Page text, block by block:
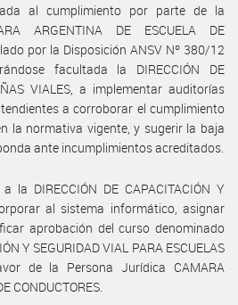
al cumplimiento por parte de la
ARGENTINA DE ESCUELA DE
por la Disposición ANSV Nº 380/12
facultada la DIRECCIÓN DE
VIALES, a implementar auditorías
a corroborar el cumplimiento
la normativa vigente, y sugerir la baja
ante incumplimientos acreditados.
la DIRECCIÓN DE CAPACITACIÓN Y
al sistema informático, asignar
aprobación del curso denominado
Y SEGURIDAD VIAL PARA ESCUELAS
de la Persona Jurídica CAMARA
CONDUCTORES.